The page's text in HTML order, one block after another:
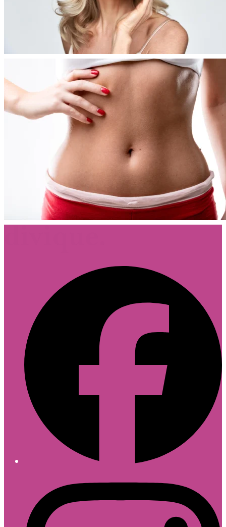
Follow Divique.sk on Facebook